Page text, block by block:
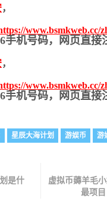
，
www.bsmkweb.cc/
手机号码，网页直接
，
www.bsmkweb.cc/
手机号码，网页直接
星辰大海计划 游娱币 游
是什
虚拟币薅羊毛
最项目